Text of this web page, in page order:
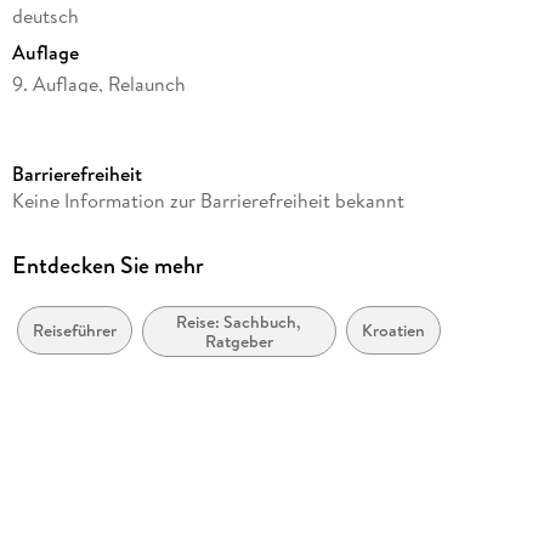
deutsch
Auflage
9. Auflage, Relaunch
Reihe
Autor/Autorin
Verlag/Hersteller
Mairdumont
Barrierefreiheit
Keine Information zur Barrierefreiheit bekannt
Entdecken Sie mehr
Reiseführer
Reise: Sachbuch,
Ratgeber
Kroatien